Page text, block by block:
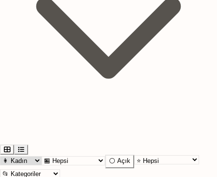
⚪ Açık